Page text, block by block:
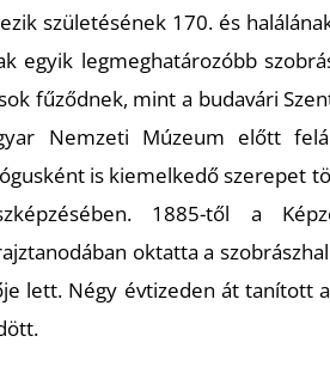
születésének 170. és
egyik legmeghatározóbb
fűződnek, mint a budavári
Nemzeti Múzeum előtt
is kiemelkedő szerepet
1885-től a
oktatta a
lett. Négy évtizeden át tanított